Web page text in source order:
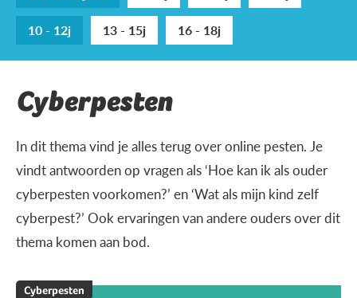
10 - 12j
13 - 15j 16 - 18j
Cyberpesten
In dit thema vind je alles terug over online pesten. Je
vindt antwoorden op vragen als ‘Hoe kan ik als ouder
cyberpesten voorkomen?’ en ‘Wat als mijn kind zelf
cyberpest?’ Ook ervaringen van andere ouders over dit
thema komen aan bod.
Cyberpesten